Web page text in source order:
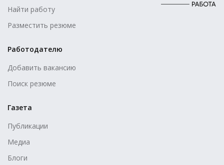
Найти работу
Разместить резюме
Работодателю
Добавить вакансию
Поиск резюме
Газета
Публикации
Медиа
Блоги